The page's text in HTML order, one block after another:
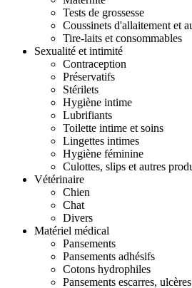
Tests de grossesse
Coussinets d'allaitement et
Tire-laits et consommables
Sexualité et intimité
Contraception
Préservatifs
Stérilets
Hygiène intime
Lubrifiants
Toilette intime et soins
Lingettes intimes
Hygiène féminine
Culottes, slips et autres
Vétérinaire
Chien
Chat
Divers
Matériel médical
Pansements
Pansements adhésifs
Cotons hydrophiles
Pansements escarres,